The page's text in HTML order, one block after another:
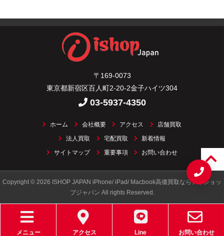
〒169-0073
東京都新宿区百人町2-20-2金子ハイツ304
03-5937-4350
ホーム 会社概要 アクセス 店舗買取
法人買取 宅配買取 新着情報
サイトマップ 重要事項 お問い合わせ
Copyright © 2026 ISHOP JAPAN iPhone/ iPad/ Macbook高価買取ならアイショッ
プジャパン All rights Reserved.
メニュー アクセス Line お問い合わせ